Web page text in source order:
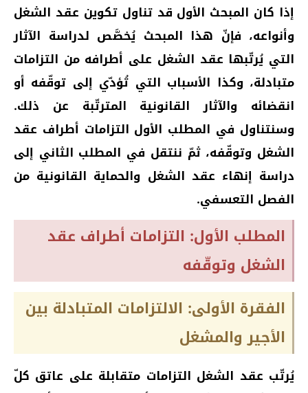
إذا كان المبحث الأول قد تناول تكوين عقد الشغل
وأنواعه، فإنّ هذا المبحث يُخصَّص لدراسة الآثار
التي يُرتّبها عقد الشغل على أطرافه من التزامات
متبادلة، وكذا الأسباب التي تُؤدّي إلى توقّفه أو
انقضائه والآثار القانونية المترتّبة عن ذلك.
وسنتناول في المطلب الأول التزامات أطراف عقد
الشغل وتوقّفه، ثمّ ننتقل في المطلب الثاني إلى
دراسة إنهاء عقد الشغل والحماية القانونية من
الفصل التعسفي.
المطلب الأول: التزامات أطراف عقد
الشغل وتوقّفه
الفقرة الأولى: الالتزامات المتبادلة بين
الأجير والمشغل
يُرتّب عقد الشغل التزامات متقابلة على عاتق كلّ